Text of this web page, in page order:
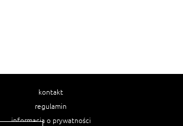
kontakt
regulamin
informacja o prywatności